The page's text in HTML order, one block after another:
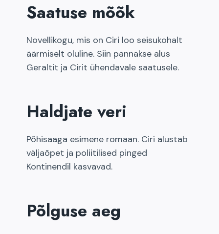
Saatuse mõõk
Novellikogu, mis on Ciri loo seisukohalt
äärmiselt oluline. Siin pannakse alus
Geraltit ja Cirit ühendavale saatusele.
Haldjate veri
Põhisaaga esimene romaan. Ciri alustab
väljaõpet ja poliitilised pinged
Kontinendil kasvavad.
Põlguse aeg